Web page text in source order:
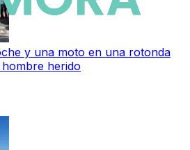
y una moto en una rotonda
herido